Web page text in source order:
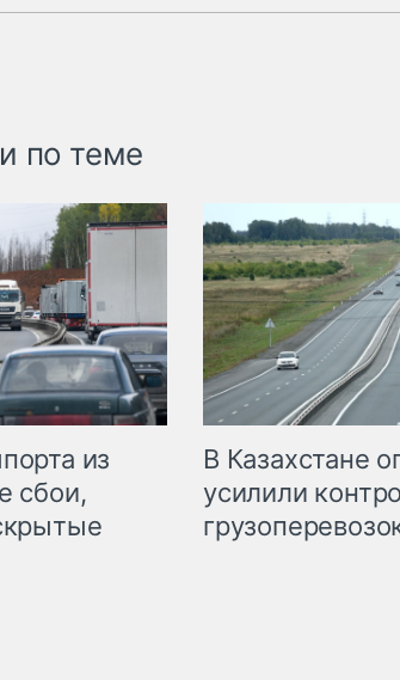
по теме
из
сбои,
В Казахстане
усилили